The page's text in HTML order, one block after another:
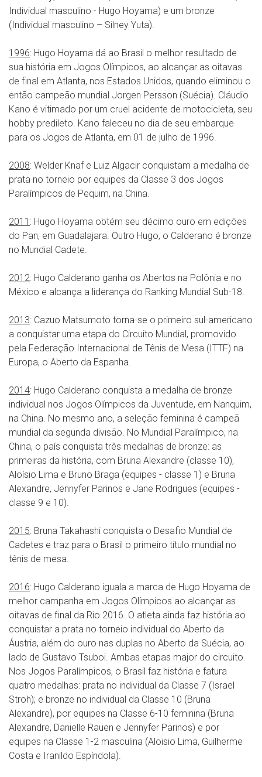
Individual masculino - Hugo Hoyama) e um bronze
(Individual masculino – Silney Yuta).
1996: Hugo Hoyama dá ao Brasil o melhor resultado de
sua história em Jogos Olímpicos, ao alcançar as oitavas
de final em Atlanta, nos Estados Unidos, quando eliminou o
então campeão mundial Jorgen Persson (Suécia). Cláudio
Kano é vitimado por um cruel acidente de motocicleta, seu
hobby predileto. Kano faleceu no dia de seu embarque
para os Jogos de Atlanta, em 01 de julho de 1996.
2008: Welder Knaf e Luiz Algacir conquistam a medalha de
prata no torneio por equipes da Classe 3 dos Jogos
Paralímpicos de Pequim, na China.
2011 : Hugo Hoyama obtém seu décimo ouro em edições
do Pan, em Guadalajara. Outro Hugo, o Calderano é bronze
no Mundial Cadete.
2012: Hugo Calderano ganha os Abertos na Polônia e no
México e alcança a liderança do Ranking Mundial Sub-18.
2013: Cazuo Matsumoto torna-se o primeiro sul-americano
a conquistar uma etapa do Circuito Mundial, promovido
pela Federação Internacional de Tênis de Mesa (ITTF) na
Europa, o Aberto da Espanha.
2014: Hugo Calderano conquista a medalha de bronze
individual nos Jogos Olímpicos da Juventude, em Nanquim,
na China. No mesmo ano, a seleção feminina é campeã
mundial da segunda divisão. No Mundial Paralímpico, na
China, o país conquista três medalhas de bronze: as
primeiras da história, com Bruna Alexandre (classe 10),
Aloísio Lima e Bruno Braga (equipes - classe 1) e Bruna
Alexandre, Jennyfer Parinos e Jane Rodrigues (equipes -
classe 9 e 10).
2015: Bruna Takahashi conquista o Desafio Mundial de
Cadetes e traz para o Brasil o primeiro título mundial no
tênis de mesa.
2016: Hugo Calderano iguala a marca de Hugo Hoyama de
melhor campanha em Jogos Olímpicos ao alcançar as
oitavas de final da Rio 2016. O atleta ainda faz história ao
conquistar a prata no torneio individual do Aberto da
Áustria, além do ouro nas duplas no Aberto da Suécia, ao
lado de Gustavo Tsuboi. Ambas etapas major do circuito.
Nos Jogos Paralímpicos, o Brasil faz história e fatura
quatro medalhas: prata no individual da Classe 7 (Israel
Stroh); e bronze no individual da Classe 10 (Bruna
Alexandre), por equipes na Classe 6-10 feminina (Bruna
Alexandre, Danielle Rauen e Jennyfer Parinos) e por
equipes na Classe 1-2 masculina (Aloisio Lima, Guilherme
Costa e Iranildo Espíndola).